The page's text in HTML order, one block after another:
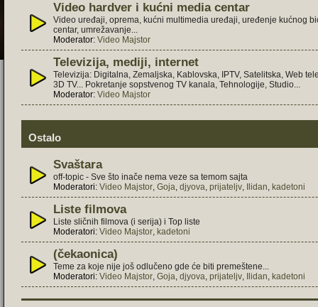
Video hardver i kućni media centar
Video uređaji, oprema, kućni multimedia uređaji, uređenje kućnog
centar, umrežavanje...
Moderator: Video Majstor
Televizija, mediji, internet
Televizija: Digitalna, Zemaljska, Kablovska, IPTV, Satelitska, Web
3D TV... Pokretanje sopstvenog TV kanala, Tehnologije, Studio...
Moderator: Video Majstor
Ostalo
Svaštara
off-topic - Sve što inače nema veze sa temom sajta
Moderatori: Video Majstor, Goja, djyova, prijateljv, Ilidan, kadetoni
Liste filmova
Liste sličnih filmova (i serija) i Top liste
Moderatori: Video Majstor, kadetoni
(čekaonica)
Teme za koje nije još odlučeno gde će biti premeštene...
Moderatori: Video Majstor, Goja, djyova, prijateljv, Ilidan, kadetoni